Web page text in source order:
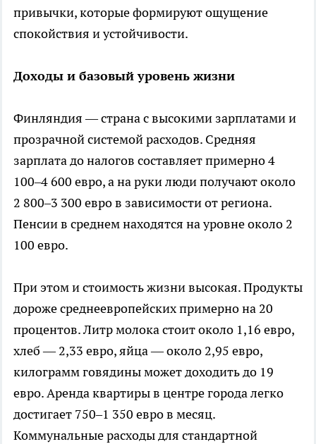
привычки, которые формируют ощущение
спокойствия и устойчивости.
Доходы и базовый уровень жизни
Финляндия — страна с высокими зарплатами и
прозрачной системой расходов. Средняя
зарплата до налогов составляет примерно 4
100–4 600 евро, а на руки люди получают около
2 800–3 300 евро в зависимости от региона.
Пенсии в среднем находятся на уровне около 2
100 евро.
При этом и стоимость жизни высокая. Продукты
дороже среднеевропейских примерно на 20
процентов. Литр молока стоит около 1,16 евро,
хлеб — 2,33 евро, яйца — около 2,95 евро,
килограмм говядины может доходить до 19
евро. Аренда квартиры в центре города легко
достигает 750–1 350 евро в месяц.
Коммунальные расходы для стандартной